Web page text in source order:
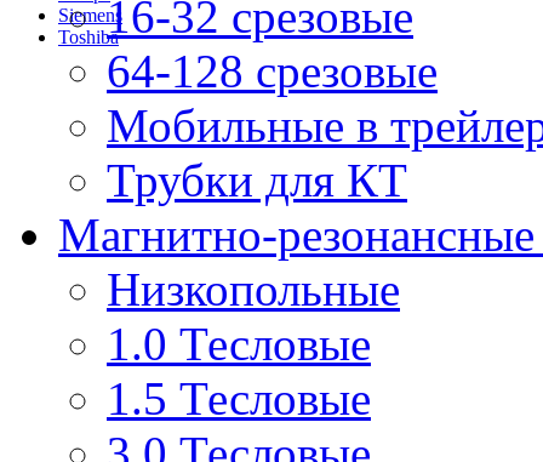
Siemens
Toshiba16-32 срезовые
64-128 срезовые
Мобильные в
Трубки для КТ
Магнитно-
Низкопольные
1.0 Тесловые
1.5 Тесловые